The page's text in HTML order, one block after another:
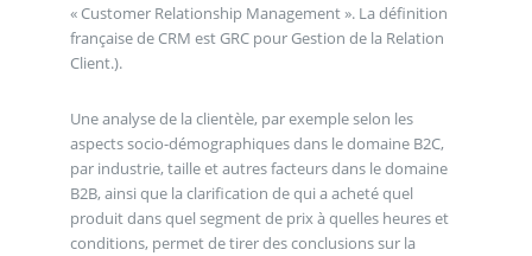
« Customer Relationship Management ». La définition
française de CRM est GRC pour Gestion de la Relation
Client.).
Une analyse de la clientèle, par exemple selon les
aspects socio-démographiques dans le domaine B2C,
par industrie, taille et autres facteurs dans le domaine
B2B, ainsi que la clarification de qui a acheté quel
produit dans quel segment de prix à quelles heures et
conditions, permet de tirer des conclusions sur la